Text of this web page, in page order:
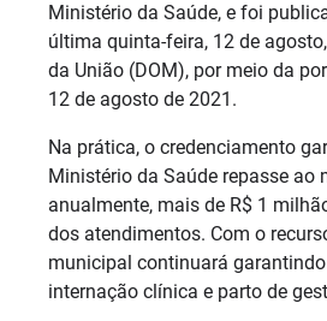
Ministério da Saúde, e foi
última quinta-feira, 12 de
da União (DOM), por meio da
12 de agosto de 2021.
Na prática, o credenciamento
Ministério da Saúde repasse ao
anualmente, mais de R$ 1
dos atendimentos. Com o
municipal continuará
internação clínica e parto de